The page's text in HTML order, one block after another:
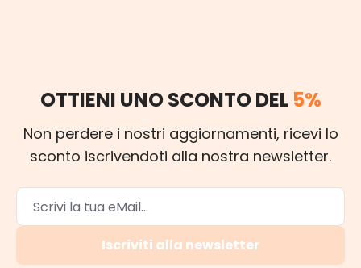
OTTIENI UNO SCONTO DEL 5%
Non perdere i nostri aggiornamenti, ricevi lo
sconto iscrivendoti alla nostra newsletter.
Iscriviti alla newsletter